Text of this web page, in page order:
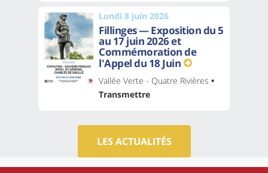
Lundi 8 juin 2026
Fillinges — Exposition du 5
au 17 juin 2026 et
Commémoration de
l'Appel du 18 Juin
Vallée Verte - Quatre Rivières •
Transmettre
LES ACTUALITÉS